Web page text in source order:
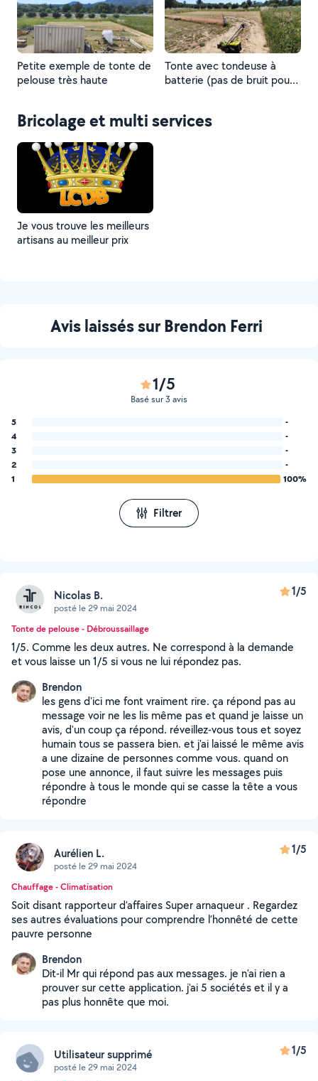
Petite exemple de tonte de
pelouse très haute
Tonte avec tondeuse à
batterie (pas de bruit pour
Bricolage et multi services
Je vous trouve les meilleurs
artisans au meilleur prix
Avis laissés sur Brendon Ferri
1/5
Basé sur 3 avis
5
-
4
-
3
-
2
-
1
100%
Filtrer
Nicolas B.
posté le 29 mai 2024
1/5
Tonte de pelouse - Débroussaillage
1/5. Comme les deux autres. Ne correspond à la demande
et vous laisse un 1/5 si vous ne lui répondez pas.
Brendon
les gens d'ici me font vraiment rire. ça répond pas au
message voir ne les lis même pas et quand je laisse un
avis, d'un coup ça répond. réveillez-vous tous et soyez
humain tous se passera bien. et j'ai laissé le même avis
a une dizaine de personnes comme vous. quand on
pose une annonce, il faut suivre les messages puis
répondre à tous le monde qui se casse la tête a vous
répondre
Aurélien L.
posté le 29 mai 2024
1/5
Chauffage - Climatisation
Soit disant rapporteur d’affaires Super arnaqueur . Regardez
ses autres évaluations pour comprendre l’honnêté de cette
pauvre personne
Brendon
Dit-il Mr qui répond pas aux messages. je n'ai rien a
prouver sur cette application. j'ai 5 sociétés et il y a
pas plus honnête que moi.
Utilisateur supprimé
posté le 29 mai 2024
1/5